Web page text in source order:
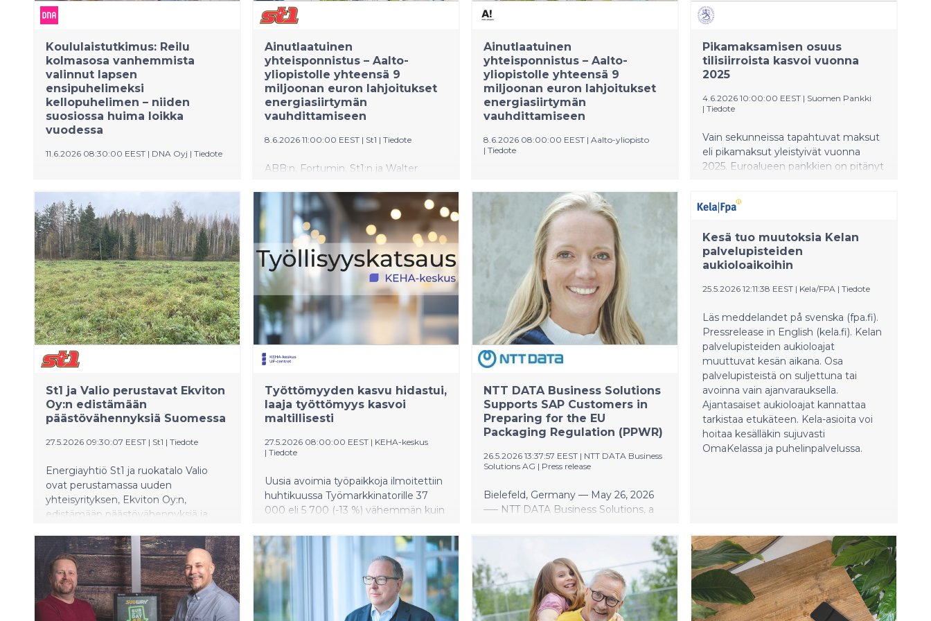
Koululaistutkimus: Reilu
kolmasosa vanhemmista
valinnut lapsen
ensipuhelimeksi
kellopuhelimen – niiden
suosiossa huima loikka
vuodessa
11.6.2026 08:30:00 EEST | DNA Oyj | Tiedote
vuonna osallistuneista 5–12-vuotiaiden
lasten vanhemmista 36 prosenttia
kertoi hankkineensa kellopuhelimen
lapsensa ensipuhelimeksi. Viime
vuonna näin vastasi 16 prosenttia.
Lisäksi entistä useammalla 5–9-
vuotiaalla lapsella ei ole minkäänlaista
puhelinta henkilökohtaisessa
käytössään. Asiantuntijan mukaan
näin nopeita muutoksia nähdään
harvoin.
Ainutlaatuinen
yhteisponnistus – Aalto-
yliopistolle yhteensä 9
miljoonan euron lahjoitukset
energiasiirtymän
vauhdittamiseen
8.6.2026 11:00:00 EEST | St1 | Tiedote
ABB:n, Fortumin, St1:n ja Walter
käytetään uusien professuurien
perustamiseen. Samalla lahjoitukset
tukevat Aalto-yliopiston
energiasiirtymän osaamiskeskuksen
perustamista.
Ainutlaatuinen
yhteisponnistus – Aalto-
yliopistolle yhteensä 9
miljoonan euron lahjoitukset
energiasiirtymän
vauhdittamiseen
8.6.2026 08:00:00 EEST | Aalto-yliopisto
| Tiedote
Ahlströmin säätiön lahjoitukset
käytetään uusien professuurien
perustamiseen. Samalla lahjoitukset
tukevat Aalto-yliopiston
energiasiirtymän osaamiskeskuksen
perustamista.
Pikamaksamisen osuus
tilisiirroista kasvoi vuonna
2025
4.6.2026 10:00:00 EEST | Suomen Pankki
| Tiedote
Vain sekunneissa tapahtuvat maksut
eli pikamaksut yleistyivät vuonna
2025. Euroalueen pankkien on pitänyt
lähettää asiakkaiden pikamaksuja.
kaikista tilisiirroista on jäänyt vielä
pieneksi, vaikka pikamaksuja tehdään
aiempaa enemmän.
St1 ja Valio perustavat Ekviton
Oy:n edistämään
päästövähennyksiä Suomessa
27.5.2026 09:30:07 EEST | St1 | Tiedote
Energiayhtiö St1 ja ruokatalo Valio
ovat perustamassa uuden
yhteisyrityksen, Ekviton Oy:n,
edistämään päästövähennyksiä ja
hyödyntää vuonna 2025 voimaan
tullutta jakeluvelvoitteen
joustomekanismia, joka mahdollistaa
vaihtoehtoisia tapoja täyttää
uusiutuvien polttoaineiden
jakeluvelvoitetta.
Työttömyyden kasvu hidastui,
laaja työttömyys kasvoi
maltillisesti
27.5.2026 08:00:00 EEST | KEHA-keskus
| Tiedote
Uusia avoimia työpaikkoja ilmoitettiin
huhtikuussa Työmarkkinatorille 37
000 eli 5 700 (-13 %) vähemmän kuin
Kaikkiaan huhtikuussa oli avoinna 67
100 työpaikkaa, mikä on 17 600 (-21
%) vähemmän kuin vuosi sitten.
Työttömiä työnhakijoita oli huhtikuun
lopussa 333 200. Työttömien määrä
nousi 20 000 (6 %) henkilöllä viime
NTT DATA Business Solutions
Supports SAP Customers in
Preparing for the EU
Packaging Regulation (PPWR)
26.5.2026 13:37:57 EEST | NTT DATA Business
Solutions AG | Press release
Bielefeld, Germany — May 26, 2026
—– NTT DATA Business Solutions, a
global SME sector, is strengthening
Sustainability Data Simplified, an SAP
BTP-based solution, to support
customers in meeting the
requirements of the EU Packaging
and Packaging Waste Regulation
Kesä tuo muutoksia Kelan
palvelupisteiden
aukioloaikoihin
25.5.2026 12:11:38 EEST | Kela/FPA | Tiedote
Läs meddelandet på svenska (fpa.fi).
Pressrelease in English (kela.fi). Kelan
palvelupisteiden aukioloajat
muuttuvat kesän aikana. Osa
palvelupisteistä on suljettuna tai
avoinna vain ajanvarauksella.
Ajantasaiset aukioloajat kannattaa
tarkistaa etukäteen. Kela-asioita voi
hoitaa kesälläkin sujuvasti
OmaKelassa ja puhelinpalvelussa.